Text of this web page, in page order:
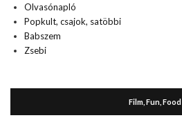
Olvasónapló
Popkult, csajok, satöbbi
Babszem
Zsebi
Film, Fun, Food